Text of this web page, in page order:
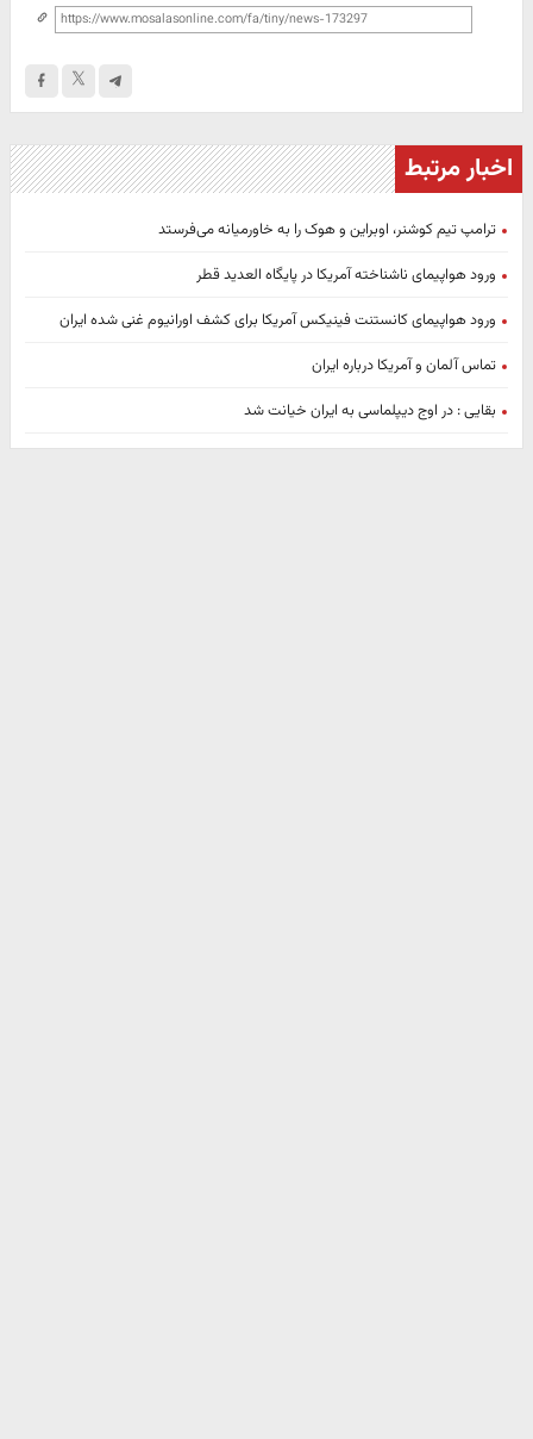
اخبار مرتبط
ترامپ تیم کوشنر، اوبراین و هوک را به خاورمیانه می‌فرستد
ورود هواپیمای ناشناخته آمریکا در پایگاه العدید قطر
ورود هواپیمای کانستنت فینیکس آمریکا برای کشف اورانیوم غنی شده ایران
تماس آلمان و آمریکا درباره ایران
بقایی : در اوج دیپلماسی به ایران خیانت شد